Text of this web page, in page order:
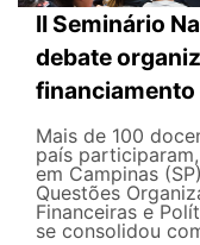
II Seminário
debate
financiamento
Mais de 100
país
em Campinas
Questões
Financeiras e
se consolidou